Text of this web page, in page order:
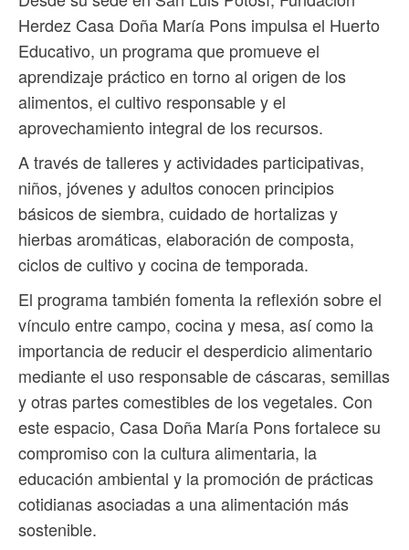
Herdez Casa Doña María Pons impulsa el Huerto
Educativo, un programa que promueve el
aprendizaje práctico en torno al origen de los
alimentos, el cultivo responsable y el
aprovechamiento integral de los recursos.
A través de talleres y actividades participativas,
niños, jóvenes y adultos conocen principios
básicos de siembra, cuidado de hortalizas y
hierbas aromáticas, elaboración de composta,
ciclos de cultivo y cocina de temporada.
El programa también fomenta la reflexión sobre el
vínculo entre campo, cocina y mesa, así como la
importancia de reducir el desperdicio alimentario
mediante el uso responsable de cáscaras, semillas
y otras partes comestibles de los vegetales. Con
este espacio, Casa Doña María Pons fortalece su
compromiso con la cultura alimentaria, la
educación ambiental y la promoción de prácticas
cotidianas asociadas a una alimentación más
sostenible.